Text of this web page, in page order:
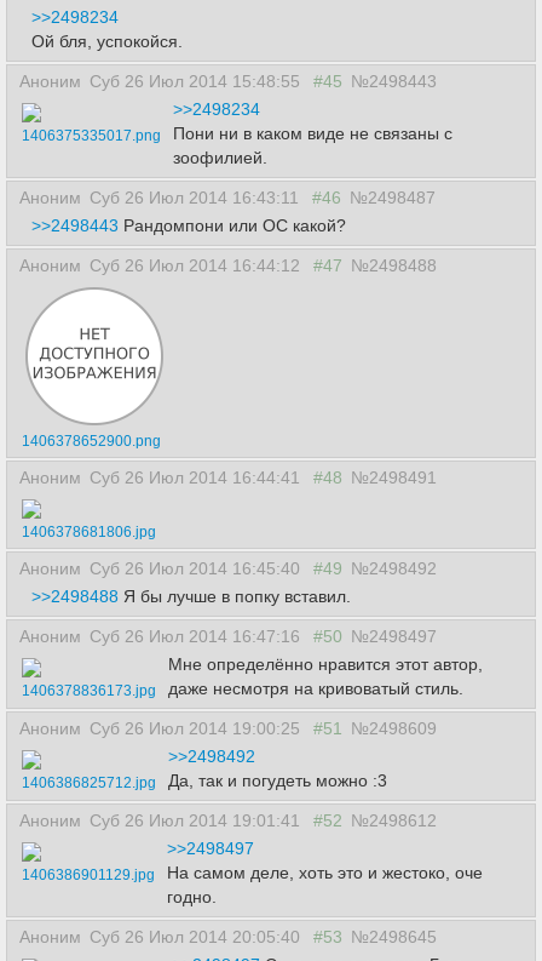
>>2498234
Ой бля, успокойся.
Аноним Суб 26 Июл 2014 15:48:55 #45 №2498443
1406375335017.png
>>2498234
Пони ни в каком виде не связаны с
зоофилией.
Аноним Суб 26 Июл 2014 16:43:11 #46 №2498487
>>2498443 Рандомпони или ОС какой?
Аноним Суб 26 Июл 2014 16:44:12 #47 №2498488
1406378652900.png
Аноним Суб 26 Июл 2014 16:44:41 #48 №2498491
1406378681806.jpg
Аноним Суб 26 Июл 2014 16:45:40 #49 №2498492
>>2498488 Я бы лучше в попку вставил.
Аноним Суб 26 Июл 2014 16:47:16 #50 №2498497
1406378836173.jpg
Мне определённо нравится этот автор,
даже несмотря на кривоватый стиль.
Аноним Суб 26 Июл 2014 19:00:25 #51 №2498609
1406386825712.jpg
>>2498492
Да, так и погудеть можно :3
Аноним Суб 26 Июл 2014 19:01:41 #52 №2498612
1406386901129.jpg
>>2498497
На самом деле, хоть это и жестоко, оче
годно.
Аноним Суб 26 Июл 2014 20:05:40 #53 №2498645